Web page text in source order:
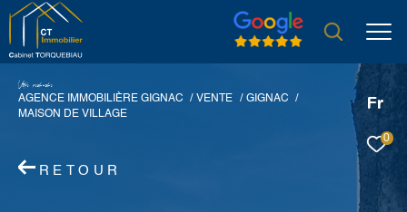
Fr
0
Vore recece
AGENCE IMMOBILIÈRE GIGNAC
VENTE
GIGNAC
MAISON DE VILLAGE
RETOUR